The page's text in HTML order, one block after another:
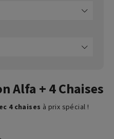
Alfa + 4 Chaises
4 chaises à prix spécial !